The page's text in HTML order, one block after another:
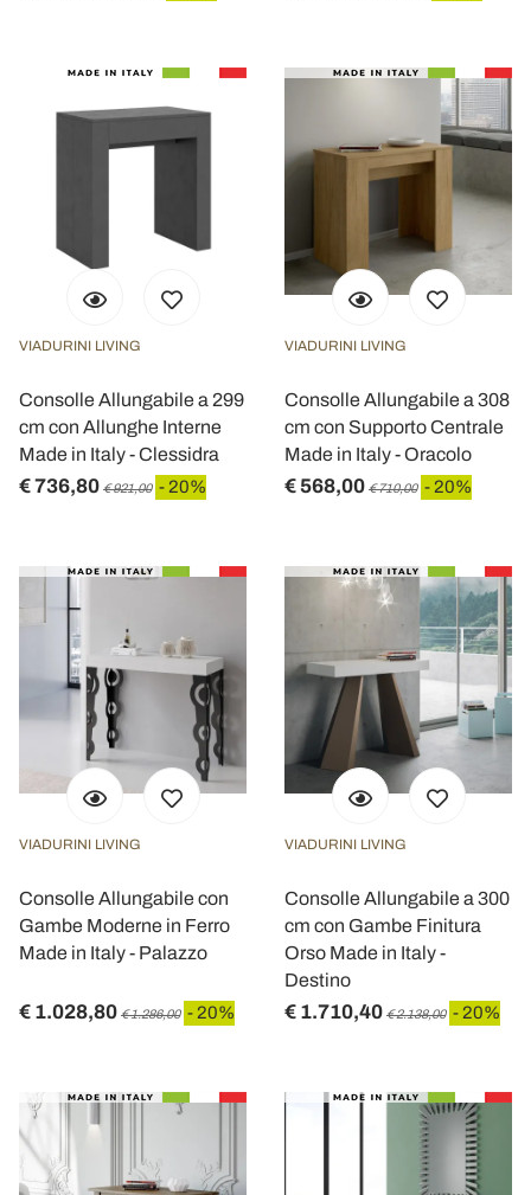
VIADURINI LIVING
Consolle Allungabile a 299
cm con Allunghe Interne
Made in Italy - Clessidra
€ 736,80 € 921,00 - 20%
VIADURINI LIVING
Consolle Allungabile a 308
cm con Supporto Centrale
Made in Italy - Oracolo
€ 568,00 € 710,00 - 20%
VIADURINI LIVING
Consolle Allungabile con
Gambe Moderne in Ferro
Made in Italy - Palazzo
€ 1.028,80 € 1.286,00 - 20%
VIADURINI LIVING
Consolle Allungabile a 300
cm con Gambe Finitura
Orso Made in Italy -
Destino
€ 1.710,40 € 2.138,00 - 20%